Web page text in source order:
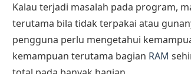
Kalau terjadi masalah pada program,
terutama bila tidak terpakai atau
pengguna perlu mengetahui
kemampuan terutama bagian RAM